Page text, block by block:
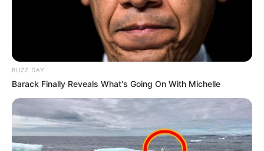
BUZZ DAY
Barack Finally Reveals What's Going On With Michelle